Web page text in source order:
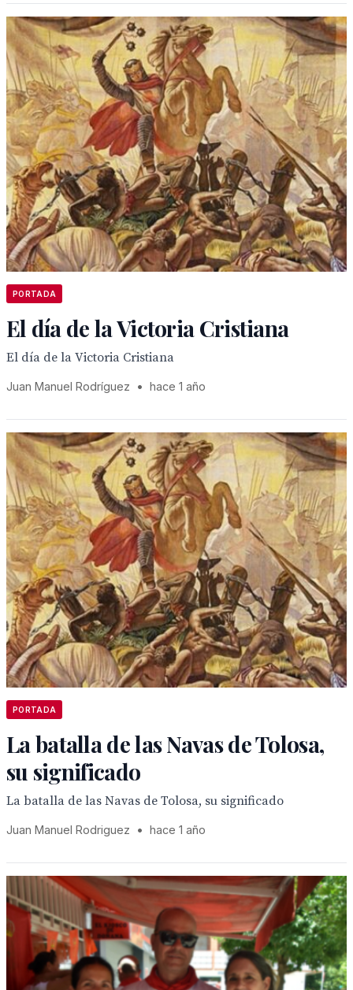
PORTADA
El día de la Victoria Cristiana
El día de la Victoria Cristiana
Juan Manuel Rodríguez • hace 1 año
PORTADA
La batalla de las Navas de Tolosa,
su significado
La batalla de las Navas de Tolosa, su significado
Juan Manuel Rodriguez • hace 1 año